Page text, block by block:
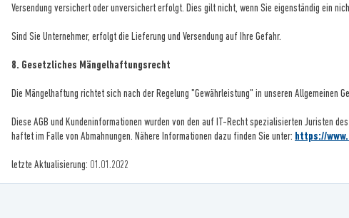
Versendung versichert oder unversichert erfolgt. Dies gilt nicht, wenn Sie eigenständig ein
Sind Sie Unternehmer, erfolgt die Lieferung und Versendung auf Ihre Gefahr.
8. Gesetzliches Mängelhaftungsrecht
Die Mängelhaftung richtet sich nach der Regelung "Gewährleistung" in unseren Allgemeinen
Diese AGB und Kundeninformationen wurden von den auf IT-Recht spezialisierten Juristen
haftet im Falle von Abmahnungen. Nähere Informationen dazu finden Sie unter: https://
letzte Aktualisierung: 01.01.2022